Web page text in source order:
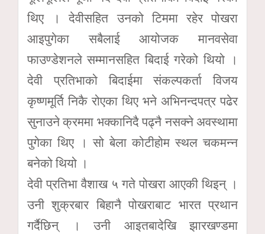
थिए । देवीसहित उनको टिममा रहेर पोखरा
आइपुगेका सबैलाई आयोजक मानवसेवा
फाउण्डेशनले सम्मानसहित बिदाई गरेको थियो ।
देवी प्रतिभाको बिदाईमा संकल्पकर्ता विजय
कृष्णमूर्ति निकै रोएका थिए भने अभिनन्दपत्र पढेर
सुनाउने क्रममा भक्कानिदै पढ्नै नसक्ने अवस्थामा
पुगेका थिए । सो बेला कोटीहोम स्थल चकमन्न
बनेको थियो ।
देवी प्रतिभा वैशाख ५ गते पोखरा आएकी थिइन् ।
उनी शुक्रबार बिहानै पोखराबाट भारत प्रथान
गर्दैछिन् । उनी आइतबादेखि झारखण्डमा